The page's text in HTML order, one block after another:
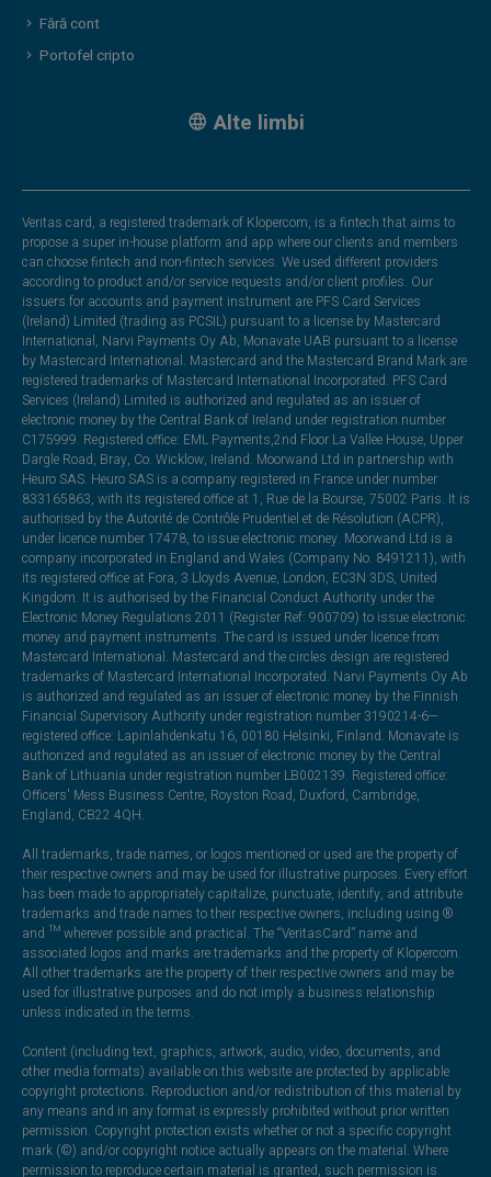
Fără cont
Portofel cripto
Alte limbi
Veritas card, a registered trademark of Klopercom, is a fintech that aims to
propose a super in-house platform and app where our clients and members
can choose fintech and non-fintech services. We used different providers
according to product and/or service requests and/or client profiles. Our
issuers for accounts and payment instrument are PFS Card Services
(Ireland) Limited (trading as PCSIL) pursuant to a license by Mastercard
International, Narvi Payments Oy Ab, Monavate UAB pursuant to a license
by Mastercard International. Mastercard and the Mastercard Brand Mark are
registered trademarks of Mastercard International Incorporated. PFS Card
Services (Ireland) Limited is authorized and regulated as an issuer of
electronic money by the Central Bank of Ireland under registration number
C175999. Registered office: EML Payments,2nd Floor La Vallee House, Upper
Dargle Road, Bray, Co. Wicklow, Ireland. Moorwand Ltd in partnership with
Heuro SAS. Heuro SAS is a company registered in France under number
833165863, with its registered office at 1, Rue de la Bourse, 75002 Paris. It is
authorised by the Autorité de Contrôle Prudentiel et de Résolution (ACPR),
under licence number 17478, to issue electronic money. Moorwand Ltd is a
company incorporated in England and Wales (Company No. 8491211), with
its registered office at Fora, 3 Lloyds Avenue, London, EC3N 3DS, United
Kingdom. It is authorised by the Financial Conduct Authority under the
Electronic Money Regulations 2011 (Register Ref: 900709) to issue electronic
money and payment instruments. The card is issued under licence from
Mastercard International. Mastercard and the circles design are registered
trademarks of Mastercard International Incorporated. Narvi Payments Oy Ab
is authorized and regulated as an issuer of electronic money by the Finnish
Financial Supervisory Authority under registration number 3190214-6—
registered office: Lapinlahdenkatu 16, 00180 Helsinki, Finland. Monavate is
authorized and regulated as an issuer of electronic money by the Central
Bank of Lithuania under registration number LB002139. Registered office:
Officers' Mess Business Centre, Royston Road, Duxford, Cambridge,
England, CB22 4QH.
All trademarks, trade names, or logos mentioned or used are the property of
their respective owners and may be used for illustrative purposes. Every effort
has been made to appropriately capitalize, punctuate, identify, and attribute
trademarks and trade names to their respective owners, including using ®
and ™ wherever possible and practical. The “VeritasCard” name and
associated logos and marks are trademarks and the property of Klopercom.
All other trademarks are the property of their respective owners and may be
used for illustrative purposes and do not imply a business relationship
unless indicated in the terms.
Content (including text, graphics, artwork, audio, video, documents, and
other media formats) available on this website are protected by applicable
copyright protections. Reproduction and/or redistribution of this material by
any means and in any format is expressly prohibited without prior written
permission. Copyright protection exists whether or not a specific copyright
mark (©) and/or copyright notice actually appears on the material. Where
permission to reproduce certain material is granted, such permission is